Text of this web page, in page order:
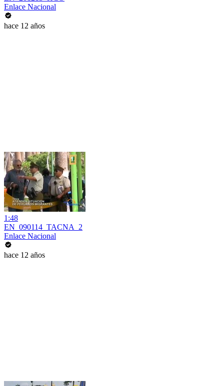
Enlace Nacional
hace 12 años
1:48
EN_090114_TACNA_2
Enlace Nacional
hace 12 años